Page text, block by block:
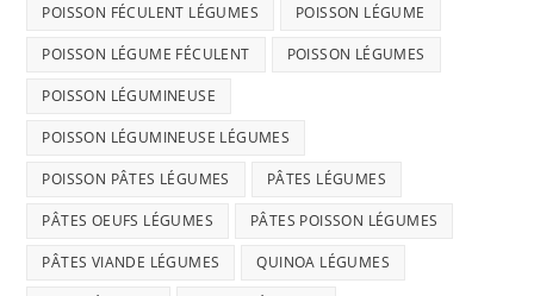
POISSON FÉCULENT LÉGUMES POISSON LÉGUME
POISSON LÉGUME FÉCULENT POISSON LÉGUMES
POISSON LÉGUMINEUSE
POISSON LÉGUMINEUSE LÉGUMES
POISSON PÂTES LÉGUMES PÂTES LÉGUMES
PÂTES OEUFS LÉGUMES PÂTES POISSON LÉGUMES
PÂTES VIANDE LÉGUMES QUINOA LÉGUMES